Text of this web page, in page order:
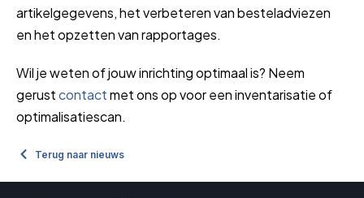
artikelgegevens, het verbeteren van besteladviezen
en het opzetten van rapportages.
Wil je weten of jouw inrichting optimaal is? Neem
gerustcontactmet ons op voor een inventarisatie of
optimalisatiescan.
Terug naar nieuws